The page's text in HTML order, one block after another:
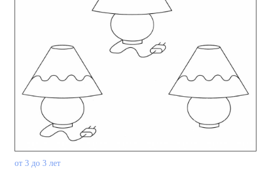
от 3 до 3 лет